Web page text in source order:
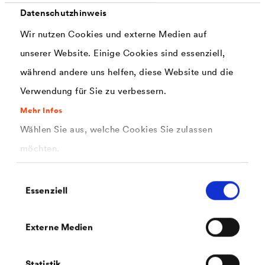
Datenschutzhinweis
Wir nutzen Cookies und externe Medien auf
unserer Website. Einige Cookies sind essenziell,
während andere uns helfen, diese Website und die
Verwendung für Sie zu verbessern.
Mehr Infos
Wählen Sie aus, welche Cookies Sie zulassen
möchten.
Essenziell
Externe Medien
Korrosionsprüfungen in künstlichen
Ziel dieses Seminars ist der grundlegende, praxisorientierte
Einstieg in die Thematik Korrosionsprüfungen.
|Web-Konferenz
Reibung – wie misst man das?
Ziel dieses Seminars ist die Vermittlung von
09.12.2026|
It especially describes the performance of zinc flake
systems in different environments and gives some